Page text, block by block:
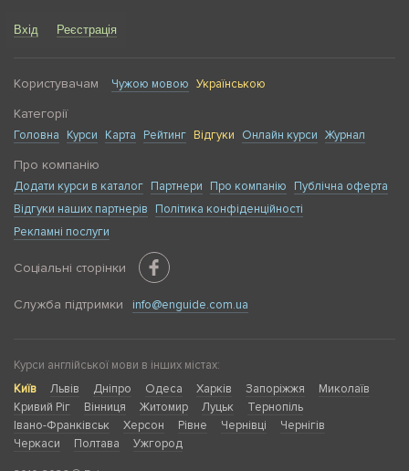
Вхід Реєстрація
Користувачам Чужою мовою Українською
Категорії
Головна Курси Карта Рейтинг Відгуки Онлайн курси Журнал
Про компанію
Додати курси в каталог Партнери Про компанію
Публічна оферта
Відгуки наших партнерів
Політика конфіденційності
Рекламні послуги
Соціальні сторінки
Служба підтримки info@enguide.com.ua
Курси англійської мови в інших містах:
Київ
Львів Дніпро Одеса Харків Запоріжжя
Миколаїв
Кривий Ріг
Вінниця Житомир Луцьк
Тернопіль
Івано-Франківськ
Херсон Рівне Чернівці
Чернігів
Черкаси
Полтава Ужгород